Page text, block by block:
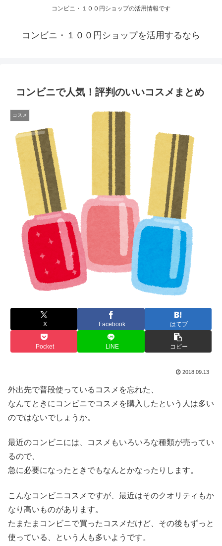
コンビニ・１００円ショップの活用情報です
コンビニ・１００円ショップを活用するなら
コンビニで人気！評判のいいコスメまとめ
コスメ
X Facebook はてブ
Pocket LINE コピー
2018.09.13
外出先で普段使っているコスメを忘れた、
なんてときにコンビニでコスメを購入したという人は多い
のではないでしょうか。
最近のコンビニには、コスメもいろいろな種類が売ってい
るので、
急に必要になったときでもなんとかなったりします。
こんなコンビニコスメですが、最近はそのクオリティもか
なり高いものがあります。
たまたまコンビニで買ったコスメだけど、その後もずっと
使っている、という人も多いようです。